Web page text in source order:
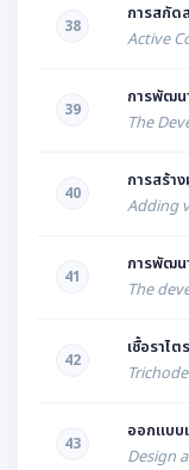
38
การสกัด
Active
39
การพัฒน
The
40
การสร้า
Adding
41
การพัฒน
The
42
เชื้อราไ
43
ออกแบบ
Design